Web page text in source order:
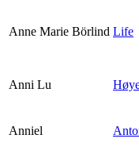
Anne Marie Börlind Life
Anni Lu
Anniel